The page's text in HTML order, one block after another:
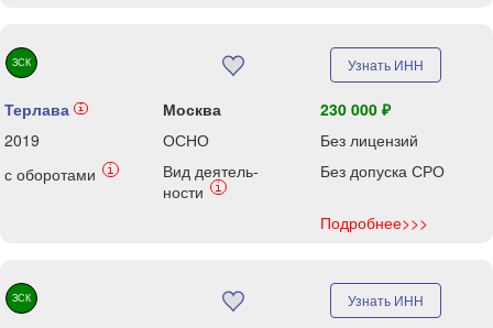
ЗСК Узнать ИНН
Терлава i Москва
230 000 ₽
2019
ОСНО
Без лицензий
с оборотами
i
Вид деятель-
ности
i
Без допуска СРО
Подробнее>>>
ЗСК Узнать ИНН